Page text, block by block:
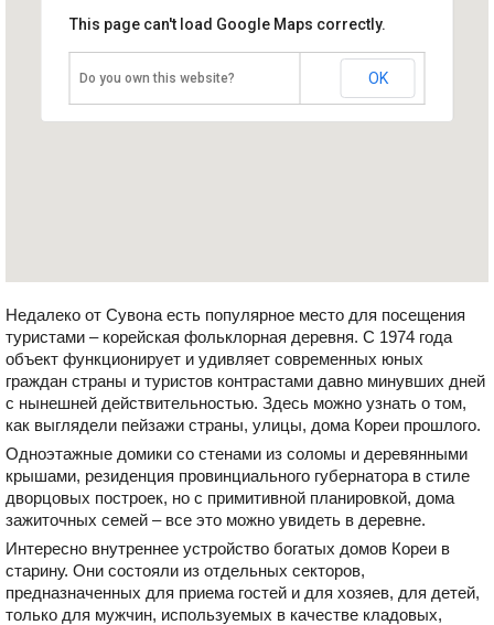
деревня
This page can't load Google Maps correctly.
Do you own this website? OK
Недалеко от Сувона есть популярное место для посещения
туристами – корейская фольклорная деревня. С 1974 года
объект функционирует и удивляет современных юных
граждан страны и туристов контрастами давно минувших дней
с нынешней действительностью. Здесь можно узнать о том,
как выглядели пейзажи страны, улицы, дома Кореи прошлого.
Одноэтажные домики со стенами из соломы и деревянными
крышами, резиденция провинциального губернатора в стиле
дворцовых построек, но с примитивной планировкой, дома
зажиточных семей – все это можно увидеть в деревне.
Интересно внутреннее устройство богатых домов Кореи в
старину. Они состояли из отдельных секторов,
предназначенных для приема гостей и для хозяев, для детей,
только для мужчин, используемых в качестве кладовых,